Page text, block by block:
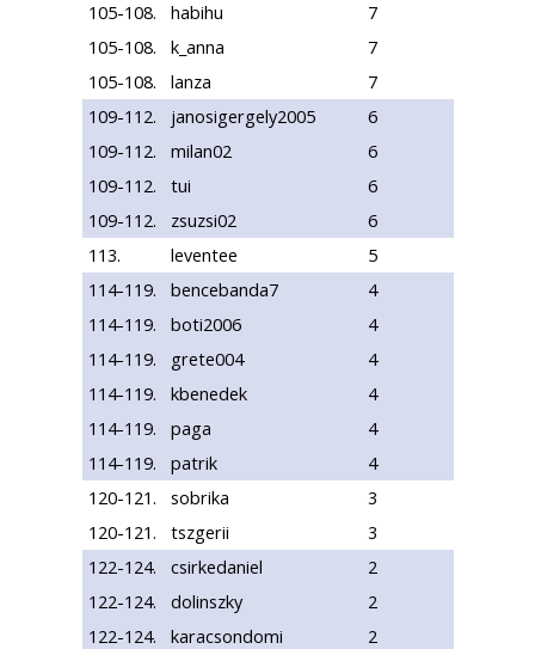
105-108.
habihu
7
105-108.
k_anna
7
105-108.
lanza
7
109-112.
janosigergely2005
6
109-112.
milan02
6
109-112.
tui
6
109-112.
zsuzsi02
6
113.
leventee
5
114-119.
bencebanda7
4
114-119.
boti2006
4
114-119.
grete004
4
114-119.
kbenedek
4
114-119.
paga
4
114-119.
patrik
4
120-121.
sobrika
3
120-121.
tszgerii
3
122-124.
csirkedaniel
2
122-124.
dolinszky
2
122-124.
karacsondomi
2